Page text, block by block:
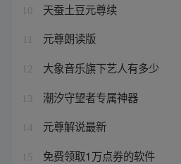
10 天蚕土豆元尊续
元尊朗读版
12 大象音乐旗下艺人有多少
13 潮汐守望者专属神器
14 元尊解说最新
15 免费领取1万点券的软件